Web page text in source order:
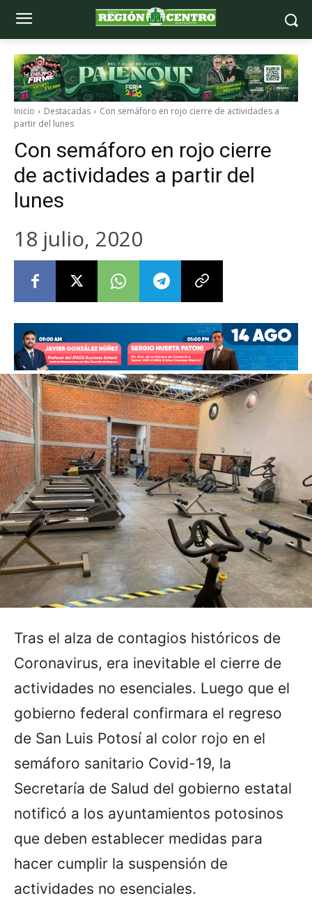
Inicio Destacadas
Con semáforo en rojo cierre de actividades a
partir del lunes
Con semáforo en rojo cierre
de actividades a partir del
lunes
18 julio, 2020
Tras el alza de contagios históricos de
Coronavirus, era inevitable el cierre de
actividades no esenciales. Luego que el
gobierno federal confirmara el regreso
de San Luis Potosí al color rojo en el
semáforo sanitario Covid-19, la
Secretaría de Salud del gobierno estatal
notificó a los ayuntamientos potosinos
que deben establecer medidas para
hacer cumplir la suspensión de
actividades no esenciales.